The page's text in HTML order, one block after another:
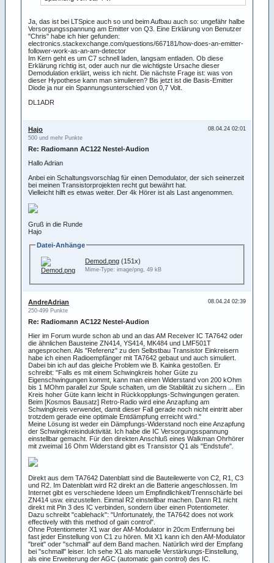
Ja, das ist bei LTSpice auch so und beim Aufbau auch so: ungefähr halbe
Versorgungsspannung am Emitter von Q3. Eine Erklärung von Benutzer
"Chris" habe ich hier gefunden:
electronics.stackexchange.com/questions/667181/how-does-an-emitter-
follower-work-as-an-am-detector
Im Kern geht es um C7 schnell laden, langsam entladen. Ob diese
Erklärung richtig ist, oder auch nur die wichtigste Ursache dieser
Demodulation erklärt, weiss ich nicht. Die nächste Frage ist: was von
dieser Hypothese kann man simulieren? Bis jetzt ist die Basis-Emitter
Diode ja nur ein Spannungsunterschied von 0,7 Volt.
DL1ADR
08.04.24 02:01
Hajo
500 und mehr Punkte
Re: Radiomann AC122 Nestel-Audion
Hallo Adrian
Anbei ein Schaltungsvorschlag für einen Demodulator, der sich seinerzeit
bei meinen Transistorprojekten recht gut bewährt hat.
Vielleicht hilft es etwas weiter. Der 4k Hörer ist als Last angenommen.
Gruß in die Runde
Hajo
Datei-Anhänge
Demod.png (151x)
Mime-Type: image/png, 49 kB
08.04.24 02:39
AndreAdrian
250-499 Punkte
Re: Radiomann AC122 Nestel-Audion
Hier im Forum wurde schon ab und an das AM Receiver IC TA7642 oder
die ähnlichen Bausteine ZN414, YS414, MK484 und LMF501T
angesprochen. Als "Referenz" zu den Selbstbau Transistor Einkreisern
habe ich einen Radioempfänger mit TA7642 gebaut und auch simuliert.
Dabei bin ich auf das gleiche Problem wie B. Kainka gestoßen. Er
schreibt: "Falls es mit einem Schwingkreis hoher Güte zu
Eigenschwingungen kommt, kann man einen Widerstand von 200 kOhm
bis 1 MOhm parallel zur Spule schalten, um die Stabilität zu sichern ... Ein
Kreis hoher Güte kann leicht in Rückkopplungs-Schwingungen geraten.
Beim [Kosmos Bausatz] Retro-Radio wird eine Anzapfung am
Schwingkreis verwendet, damit dieser Fall gerade noch nicht eintritt aber
trotzdem gerade eine optimale Entdämpfung erreicht wird."
Meine Lösung ist weder ein Dämpfungs-Widerstand noch eine Anzapfung
der Schwingkreisinduktivität. Ich habe die IC Versorgungsspannung
einstellbar gemacht. Für den direkten Anschluß eines Walkman Ohrhörer
mit zweimal 16 Ohm Widerstand gibt es Transistor Q1 als "Endstufe".
Direkt aus dem TA7642 Datenblatt sind die Bauteilewerte von C2, R1, C3
und R2. Im Datenblatt wird R2 direkt an die Batterie angeschlossen. Im
Internet gibt es verschiedene Ideen um Empfindlichkeit/Trennschärfe bei
ZN414 usw. einzustellen. Einmal R2 einstellbar machen. Dann R1 nicht
direkt mit Pin 3 des IC verbinden, sondern über einen Potentiometer.
Dazu schreibt "cablehack": "Unfortunately, the TA7642 does not work
effectively with this method of gain control".
Ohne Potentiometer X1 war der AM-Modulator in 20cm Entfernung bei
fast jeder Einstellung von C1 zu hören. Mit X1 kann ich den AM-Modulator
"breit" oder "schmall" auf dem Band machen. Natürlich wird der Empfang
bei "schmall" leiser. Ich sehe X1 als manuelle Verstärkungs-Einstellung,
als eine Erweiterung der AGC (automatic gain control) des IC.